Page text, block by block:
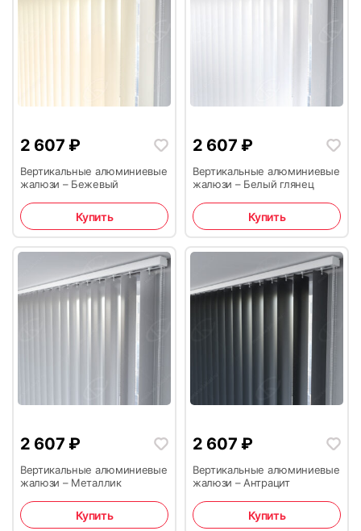
2 607 ₽
Вертикальные алюминиевые
жалюзи – Бежевый
Купить
2 607 ₽
Вертикальные алюминиевые
жалюзи – Белый глянец
Купить
2 607 ₽
Вертикальные алюминиевые
жалюзи – Металлик
Купить
2 607 ₽
Вертикальные алюминиевые
жалюзи – Антрацит
Купить